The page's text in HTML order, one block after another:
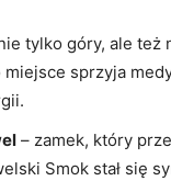
tylko góry, ale też
sprzyja
– zamek, który
Smok stał się